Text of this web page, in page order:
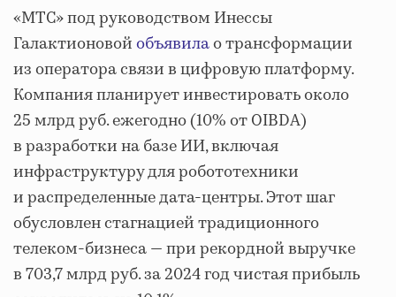
«МТС» под руководством Инессы
Галактионовойобъявилао трансформации
из оператора связи в цифровую платформу.
Компания планирует инвестировать около
25 млрд руб. ежегодно (10% от OIBDA)
в разработки на базе ИИ, включая
инфраструктуру для робототехники
и распределенные дата-центры. Этот шаг
обусловлен стагнацией традиционного
телеком-бизнеса — при рекордной выручке
в 703,7 млрд руб. за 2024 год чистая прибыль